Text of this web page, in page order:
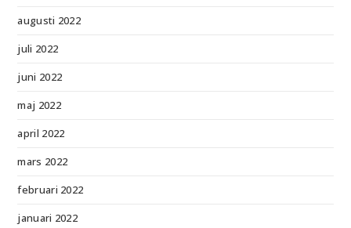
augusti 2022
juli 2022
juni 2022
maj 2022
april 2022
mars 2022
februari 2022
januari 2022